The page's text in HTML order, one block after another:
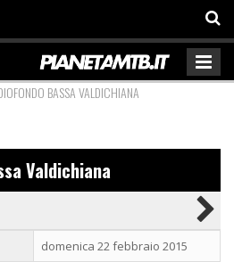
BASSA VALDICHIANA
Valdichiana
domenica 22 febbraio 2015